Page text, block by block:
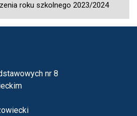
roku szkolnego 2023/2024
nr 8